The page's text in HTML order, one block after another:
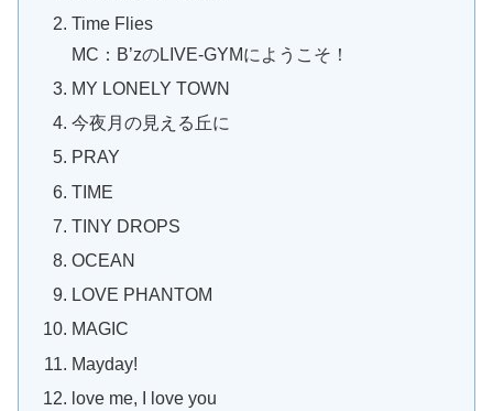
Time Flies
MC：B’zのLIVE-GYMにようこそ！
MY LONELY TOWN
今夜月の見える丘に
PRAY
TIME
TINY DROPS
OCEAN
LOVE PHANTOM
MAGIC
Mayday!
love me, I love you